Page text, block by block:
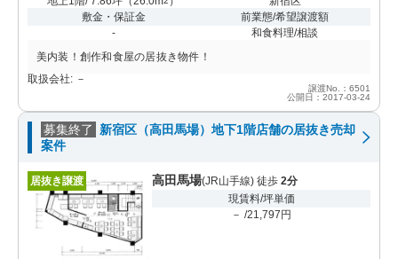
敷金・保証金
-
前業態/希望譲渡額
和食料理/相談
美内装！創作和食屋の居抜き物件！
取扱会社: －
譲渡No.：6501
公開日：2017-03-24
募集終了
新宿区（高田馬場）地下1階店舗の居抜き売却
案件
居抜き譲渡 高田馬場(JR山手線) 徒歩 2分
現賃料/坪単価
－ /21,797円